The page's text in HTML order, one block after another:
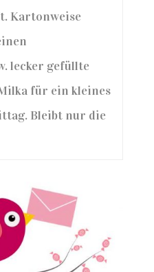
Kartonweise
lecker gefüllte
für ein kleines
Bleibt nur die